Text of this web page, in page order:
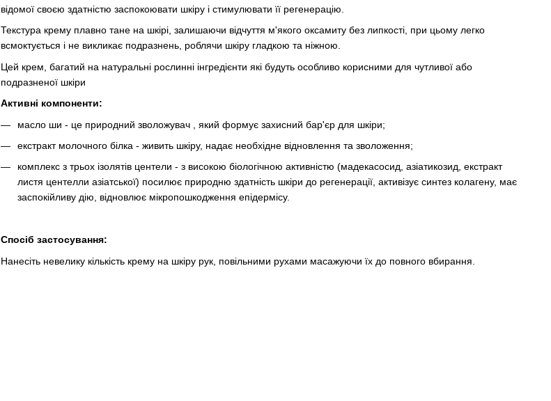
відомої своєю здатністю заспокоювати шкіру і стимулювати її регенерацію.
Текстура крему плавно тане на шкірі, залишаючи відчуття м'якого оксамиту без липкості, при цьому легко
всмоктується і не викликає подразнень, роблячи шкіру гладкою та ніжною.
Цей крем, багатий на натуральні рослинні інгредієнти які будуть особливо корисними для чутливої або
подразненої шкіри
Активні компоненти:
масло ши - це природний зволожувач , який формує захисний бар'єр для шкіри;
екстракт молочного білка - живить шкіру, надає необхідне відновлення та зволоження;
комплекс з трьох ізолятів центели - з високою біологічною активністю (мадекасосид, азіатикозид, ​​екстракт
листя центелли азіатської) посилює природню здатність шкіри до регенерації, активізує синтез колагену, має
заспокійливу дію, відновлює мікропошкодження епідермісу.
Спосіб застосування:
Нанесіть невелику кількість крему на шкіру рук, повільними рухами масажуючи їх до повного вбирання.